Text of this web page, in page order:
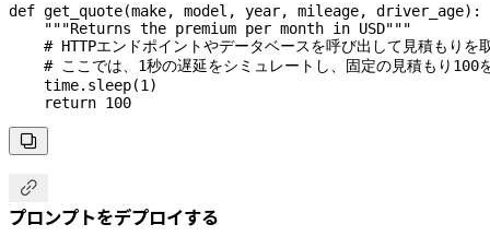
def get_quote(make, model , year, mileage, driver_age):
    """Returns the premium per month in USD"""
# HTTPエンドポイントやデータベースを呼び出して見積もりを
# ここでは、1秒の遅延をシミュレートし、固定の見積もり100
    time.sleep(
1 )
    return
100


プロンプトをデプロイする